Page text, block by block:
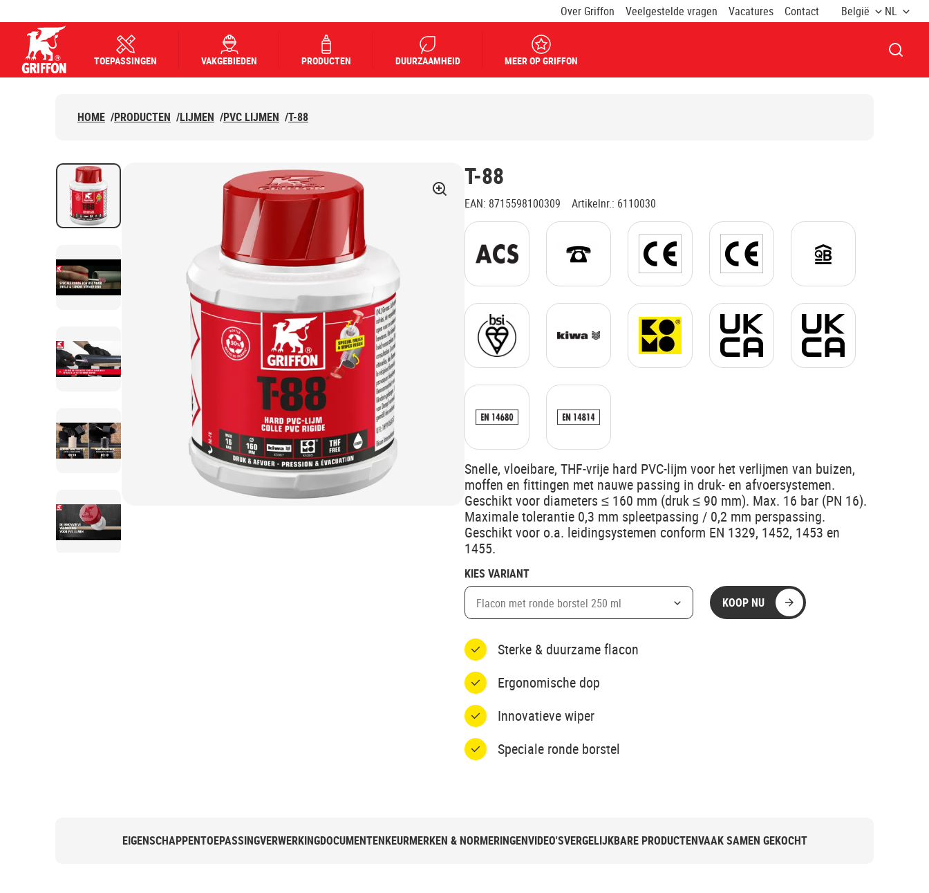
Over Griffon Veelgestelde vragen Vacatures Contact België NL
TOEPASSINGEN VAKGEBIEDEN PRODUCTEN DUURZAAMHEID MEER OP GRIFFON
HOME /PRODUCTEN /LIJMEN /PVC LIJMEN /T-88
T-88
EAN: 8715598100309 Artikelnr.: 6110030
Snelle, vloeibare, THF-vrije hard PVC-lijm voor het verlijmen van buizen,
moffen en fittingen met nauwe passing in druk- en afvoersystemen.
Geschikt voor diameters ≤ 160 mm (druk ≤ 90 mm). Max. 16 bar (PN 16).
Maximale tolerantie 0,3 mm spleetpassing / 0,2 mm perspassing.
Geschikt voor o.a. leidingsystemen conform EN 1329, 1452, 1453 en
1455.
KIES VARIANT
Flacon met ronde borstel 250 ml
KOOP NU
Sterke & duurzame flacon
Ergonomische dop
Innovatieve wiper
Speciale ronde borstel
EIGENSCHAPPENTOEPASSINGVERWERKINGDOCUMENTENKEURMERKEN & NORMERINGENVIDEO'SVERGELIJKBARE PRODUCTENVAAK SAMEN GEKOCHT